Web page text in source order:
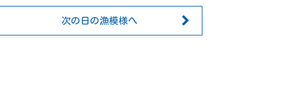
次の日の漁模様へ